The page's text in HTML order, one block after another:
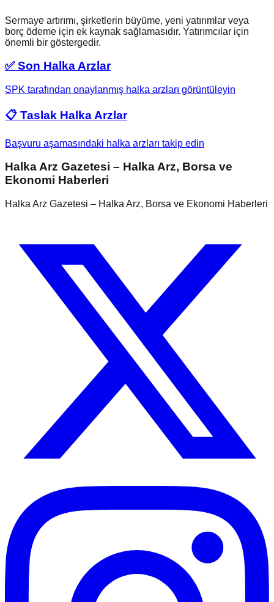
Sermaye artırımı, şirketlerin büyüme, yeni yatırımlar veya
borç ödeme için ek kaynak sağlamasıdır. Yatırımcılar için
önemli bir göstergedir.
✅ Son Halka Arzlar
SPK tarafından onaylanmış halka arzları görüntüleyin
📋 Taslak Halka Arzlar
Başvuru aşamasındaki halka arzları takip edin
Halka Arz Gazetesi – Halka Arz, Borsa ve
Ekonomi Haberleri
Halka Arz Gazetesi – Halka Arz, Borsa ve Ekonomi Haberleri